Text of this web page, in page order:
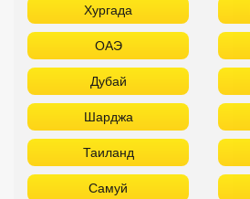
Хургада
ОАЭ
Дубай
Шарджа
Таиланд
Самуй